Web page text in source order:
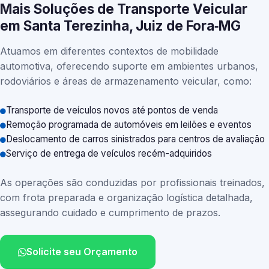
Mais Soluções de Transporte Veicular
em Santa Terezinha, Juiz de Fora‑MG
Atuamos em diferentes contextos de mobilidade
automotiva, oferecendo suporte em ambientes urbanos,
rodoviários e áreas de armazenamento veicular, como:
Transporte de veículos novos até pontos de venda
Remoção programada de automóveis em leilões e eventos
Deslocamento de carros sinistrados para centros de avaliação
Serviço de entrega de veículos recém-adquiridos
As operações são conduzidas por profissionais treinados,
com frota preparada e organização logística detalhada,
assegurando cuidado e cumprimento de prazos.
Solicite seu Orçamento